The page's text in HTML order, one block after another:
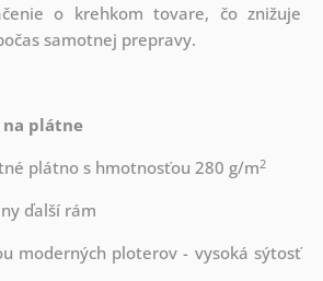
o krehkom tovare, čo znižuje
samotnej prepravy.
na plátne
plátno s hmotnosťou 280 g/m2
ďalší rám
moderných ploterov - vysoká sýtosť